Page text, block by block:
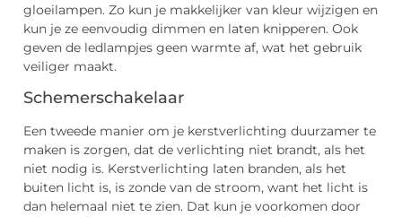
gloeilampen. Zo kun je makkelijker van kleur wijzigen en
kun je ze eenvoudig dimmen en laten knipperen. Ook
geven de ledlampjes geen warmte af, wat het gebruik
veiliger maakt.
Schemerschakelaar
Een tweede manier om je kerstverlichting duurzamer te
maken is zorgen, dat de verlichting niet brandt, als het
niet nodig is. Kerstverlichting laten branden, als het
buiten licht is, is zonde van de stroom, want het licht is
dan helemaal niet te zien. Dat kun je voorkomen door